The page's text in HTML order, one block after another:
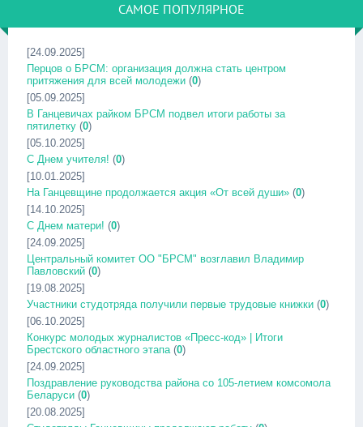
САМОЕ ПОПУЛЯРНОЕ
[24.09.2025]
Перцов о БРСМ: организация должна стать центром
притяжения для всей молодежи (0)
[05.09.2025]
В Ганцевичах райком БРСМ подвел итоги работы за
пятилетку (0)
[05.10.2025]
С Днем учителя! (0)
[10.01.2025]
На Ганцевщине продолжается акция «От всей души» (0)
[14.10.2025]
С Днем матери! (0)
[24.09.2025]
Центральный комитет ОО "БРСМ" возглавил Владимир
Павловский (0)
[19.08.2025]
Участники студотряда получили первые трудовые книжки (0)
[06.10.2025]
Конкурс молодых журналистов «Пресс-код» | Итоги
Брестского областного этапа (0)
[24.09.2025]
Поздравление руководства района со 105-летием комсомола
Беларуси (0)
[20.08.2025]